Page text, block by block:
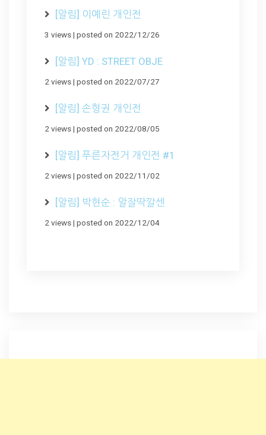
[알림] 이예린 개인전
3 views| posted on 2022/12/26
[알림] YD : STREET OBJE
2 views| posted on 2022/07/27
[알림] 손형권 개인전
2 views| posted on 2022/08/05
[알림] 푸른자전거 개인전 #1
2 views| posted on 2022/11/02
[알림] 박현순 : 알잘딱깔센
2 views| posted on 2022/12/04